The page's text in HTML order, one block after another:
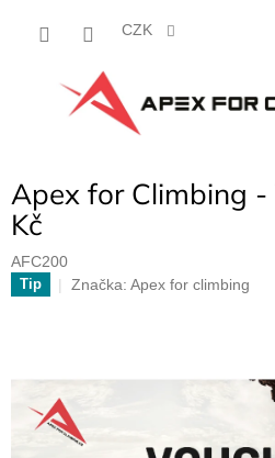
CZK
Apex for Climbing -
Kč
AFC200
Tip Značka: Apex for climbing